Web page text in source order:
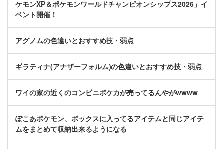
ケモンXP＆ポケモンワールドチャンピオンシップス2026」イ
ベント開催！
アグノムの色違いとおすすめ技・弱点
ギラティナ(アナザーフォルム)の色違いとおすすめ技・弱点
ワイの家の近くのコンビニポケカが売ってるんやがwwww
ぽこあポケモン、ボックスに入ってるアイテムと同じアイテ
ムをまとめて収納出来るようになる